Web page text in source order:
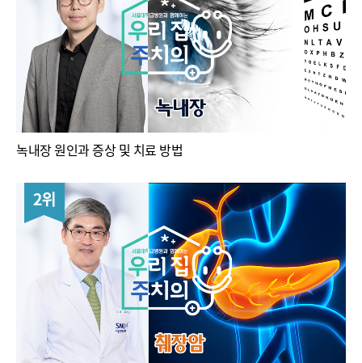
녹내장 원인과 증상 및 치료 방법
2위